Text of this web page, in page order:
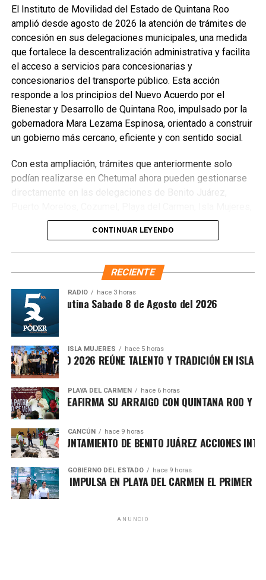
Recibe las noticias al instante
Únete al canal oficial de WhatsApp de
Quinto Podery recibe las noticias más
importantes de Quintana Roo directamente
en tu teléfono.
Unirme al canal de WhatsApp
El Instituto de Movilidad del Estado de Quintana Roo
amplió desde agosto de 2026 la atención de trámites de
concesión en sus delegaciones municipales, una medida
que fortalece la descentralización administrativa y facilita
el acceso a servicios para concesionarias y
concesionarios del transporte público. Esta acción
responde a los principios del Nuevo Acuerdo por el
Bienestar y Desarrollo de Quintana Roo, impulsado por la
gobernadora Mara Lezama Espinosa, orientado a construir
un gobierno más cercano, eficiente y con sentido social.
Con esta ampliación, trámites que anteriormente solo
podían realizarse en Chetumal ahora pueden gestionarse
directamente en las delegaciones de Benito Juárez,
Tulum y Felipe Carrillo Puerto, así como en las
subdelegaciones de Lázaro Cárdenas y José María
jurisdicción de cada oficina. Entre los procedimientos
disponibles se encuentranCesión de derechos
de derechos por defunción,
derechos
Modificación de concesión yDesignación
de beneficiarios
CONTINUAR LEYENDO
RECIENTE
RADIO hace 3 horas
Síntesis Matutina Sabado 8 de Agosto del 2026
ISLA MUJERES hace 5 horas
ISLEÑO 2026 REÚNE TALENTO Y TRADICIÓN EN ISLA
PLAYA DEL CARMEN hace 6 horas
MARÍN REAFIRMA SU ARRAIGO CON QUINTANA ROO Y
CANCÚN hace 9 horas
AYUNTAMIENTO DE BENITO JUÁREZ ACCIONES
GOBIERNO DEL ESTADO hace 9 horas
LEZAMA IMPULSA EN PLAYA DEL CARMEN EL PRIMER
ANUNCIO